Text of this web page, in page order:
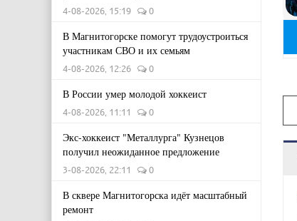
4-08-2026, 15:19 0
В Магнитогорске помогут трудоустроиться
участникам СВО и их семьям
4-08-2026, 12:26 0
В России умер молодой хоккеист
4-08-2026, 11:11 0
Экс-хоккеист "Металлурга" Кузнецов
получил неожиданное предложение
3-08-2026, 22:11 0
В сквере Магнитогорска идёт масштабный
ремонт